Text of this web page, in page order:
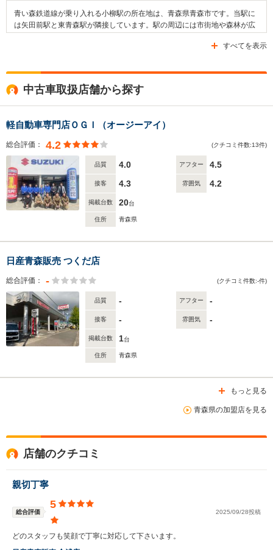
青い森鉄道線が乗り入れる小柳駅の所在地は、青森県青森市です。当駅に
は矢田前駅と東青森駅が隣接しています。駅の周辺には市街地や森林が広
ては、青森市立小柳小学校や青森県立青森商業高等学校、青森県立保健大
前」停留所が設置されており、市営バスの小柳線の利用が可能です。駅の
周囲には県道259号線（奥州街道または陸羽街道）や県道44号線などの道
路が通っています。
すべてを表示
中古車取扱店舗から探す
軽自動車専門店ＯＧＩ（オージーアイ）
総合評価： 4.2 (クチコミ件数:13件)
品質 4.0 アフター 4.5
接客 4.3 雰囲気 4.2
掲載台数 20台
住所 青森県
日産青森販売 つくだ店
総合評価： - (クチコミ件数:-件)
品質 - アフター -
接客 - 雰囲気 -
掲載台数 1台
住所 青森県
もっと見る
青森県の加盟店を見る
店舗のクチコミ
親切丁寧
総合評価
5
2025/09/28投稿
どのスタッフも笑顔で丁寧に対応して下さいます。